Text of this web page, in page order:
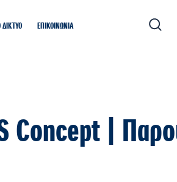
ΕΠΙΚΟΙΝΩΝΙΑ
|